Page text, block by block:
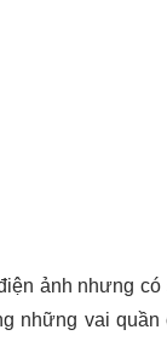
ảnh nhưng
những vai